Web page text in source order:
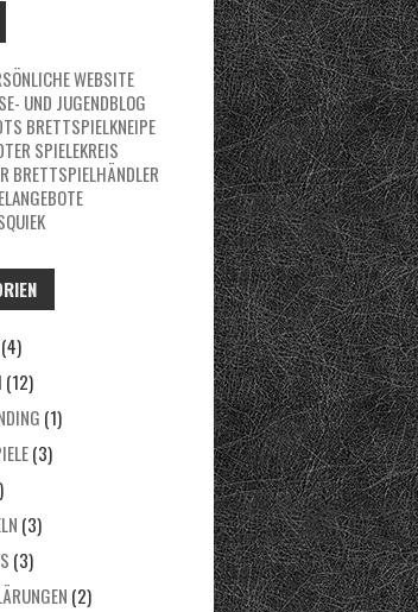
WEBSITE
UND JUGENDBLOG
BRETTSPIELKNEIPE
SPIELEKREIS
BRETTSPIELHÄNDLER
(4)
(12)
(1)
(3)
(3)
(3)
(2)